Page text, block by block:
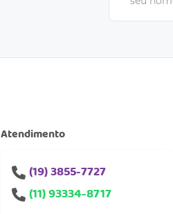
Atendimento
(19)3855-7727
(11)93334-8717